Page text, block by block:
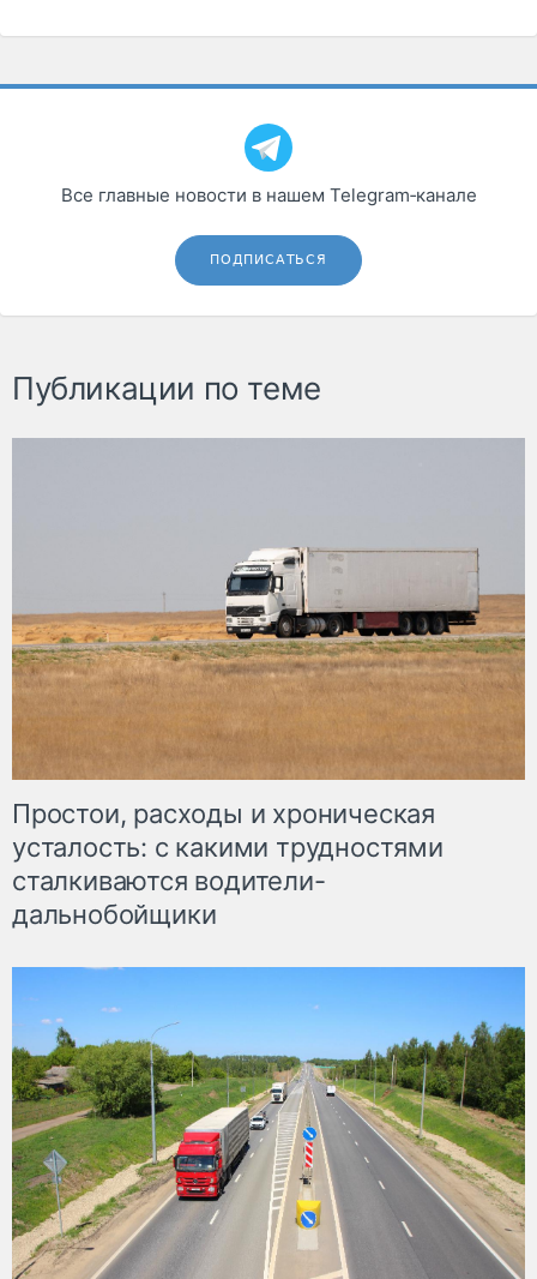
Все главные новости в нашем Telegram‑канале
ПОДПИСАТЬСЯ
Публикации по теме
Простои, расходы и хроническая
усталость: с какими трудностями
сталкиваются водители-
дальнобойщики